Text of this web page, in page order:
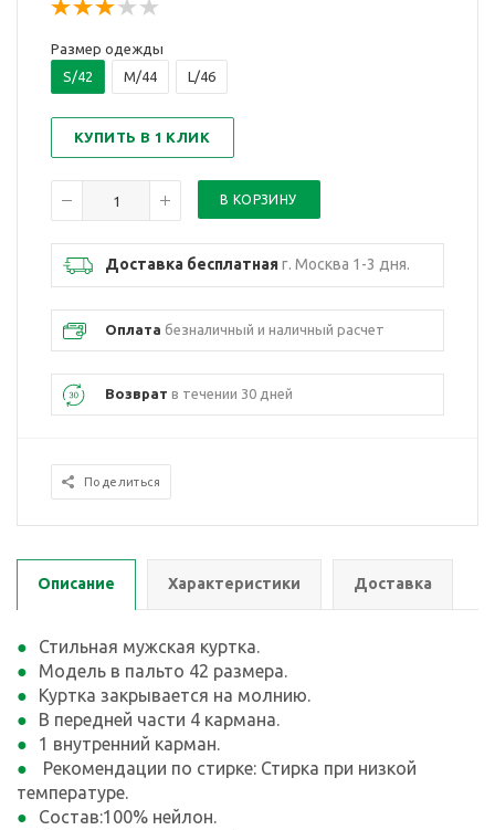
Размер одежды
S/42
M/44 L/46
КУПИТЬ В 1 КЛИК
Доставка бесплатнаяг. Москва 1-3 дня.
Оплата безналичный и наличный расчет
Возврат в течении 30 дней
Поделиться
Описание Характеристики Доставка
Стильная мужская куртка.
Модель в пальто 42 размера.
Куртка закрывается на молнию.
В передней части 4 кармана.
1 внутренний карман.
Рекомендации по стирке: Стирка при низкой
температуре.
Состав:100% нейлон.